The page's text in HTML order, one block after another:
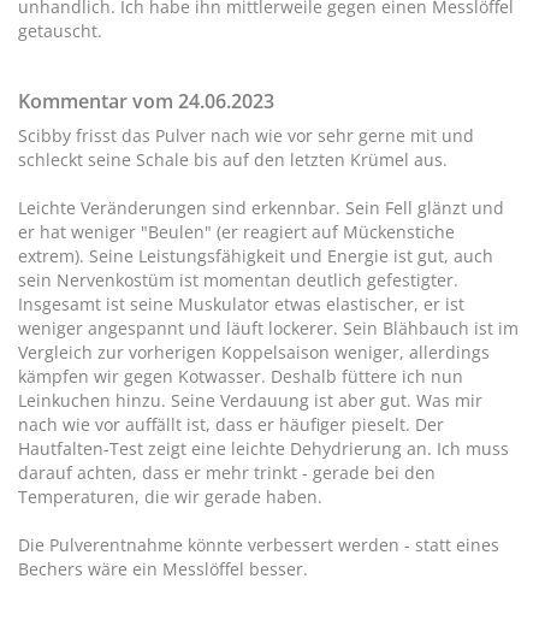
unhandlich. Ich habe ihn mittlerweile gegen einen Messlöffel
getauscht.
Kommentar vom 24.06.2023
Scibby frisst das Pulver nach wie vor sehr gerne mit und
schleckt seine Schale bis auf den letzten Krümel aus.
Leichte Veränderungen sind erkennbar. Sein Fell glänzt und
er hat weniger "Beulen" (er reagiert auf Mückenstiche
extrem). Seine Leistungsfähigkeit und Energie ist gut, auch
sein Nervenkostüm ist momentan deutlich gefestigter.
Insgesamt ist seine Muskulator etwas elastischer, er ist
weniger angespannt und läuft lockerer. Sein Blähbauch ist im
Vergleich zur vorherigen Koppelsaison weniger, allerdings
kämpfen wir gegen Kotwasser. Deshalb füttere ich nun
Leinkuchen hinzu. Seine Verdauung ist aber gut. Was mir
nach wie vor auffällt ist, dass er häufiger pieselt. Der
Hautfalten-Test zeigt eine leichte Dehydrierung an. Ich muss
darauf achten, dass er mehr trinkt - gerade bei den
Temperaturen, die wir gerade haben.
Die Pulverentnahme könnte verbessert werden - statt eines
Bechers wäre ein Messlöffel besser.